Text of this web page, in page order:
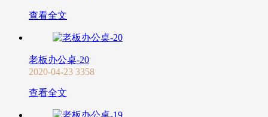
查看全文
老板办公桌-20
2020-04-23 3358
查看全文